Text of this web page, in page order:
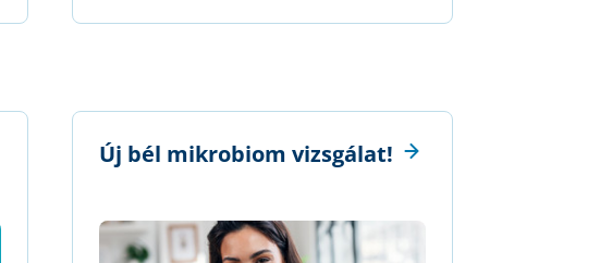
Új bél mikrobiom vizsgálat!